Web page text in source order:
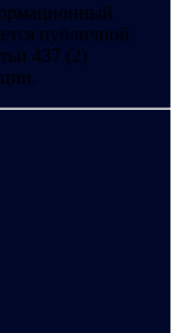
публичной
437 (2)